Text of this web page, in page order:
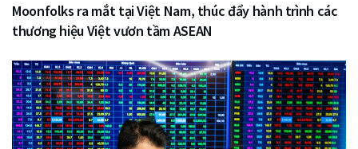
Moonfolks ra mắt tại Việt Nam, thúc đẩy hành trình các
thương hiệu Việt vươn tầm ASEAN